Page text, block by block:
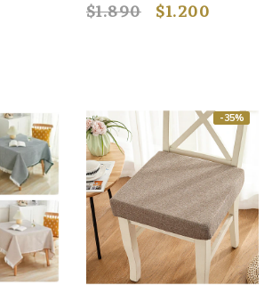
$1.890
$1.200
-35%